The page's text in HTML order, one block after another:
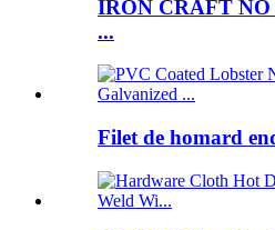
IRON CRAFT
...
Filet de homard